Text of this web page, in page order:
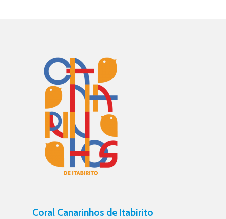
Coral Canarinhos de Itabirito